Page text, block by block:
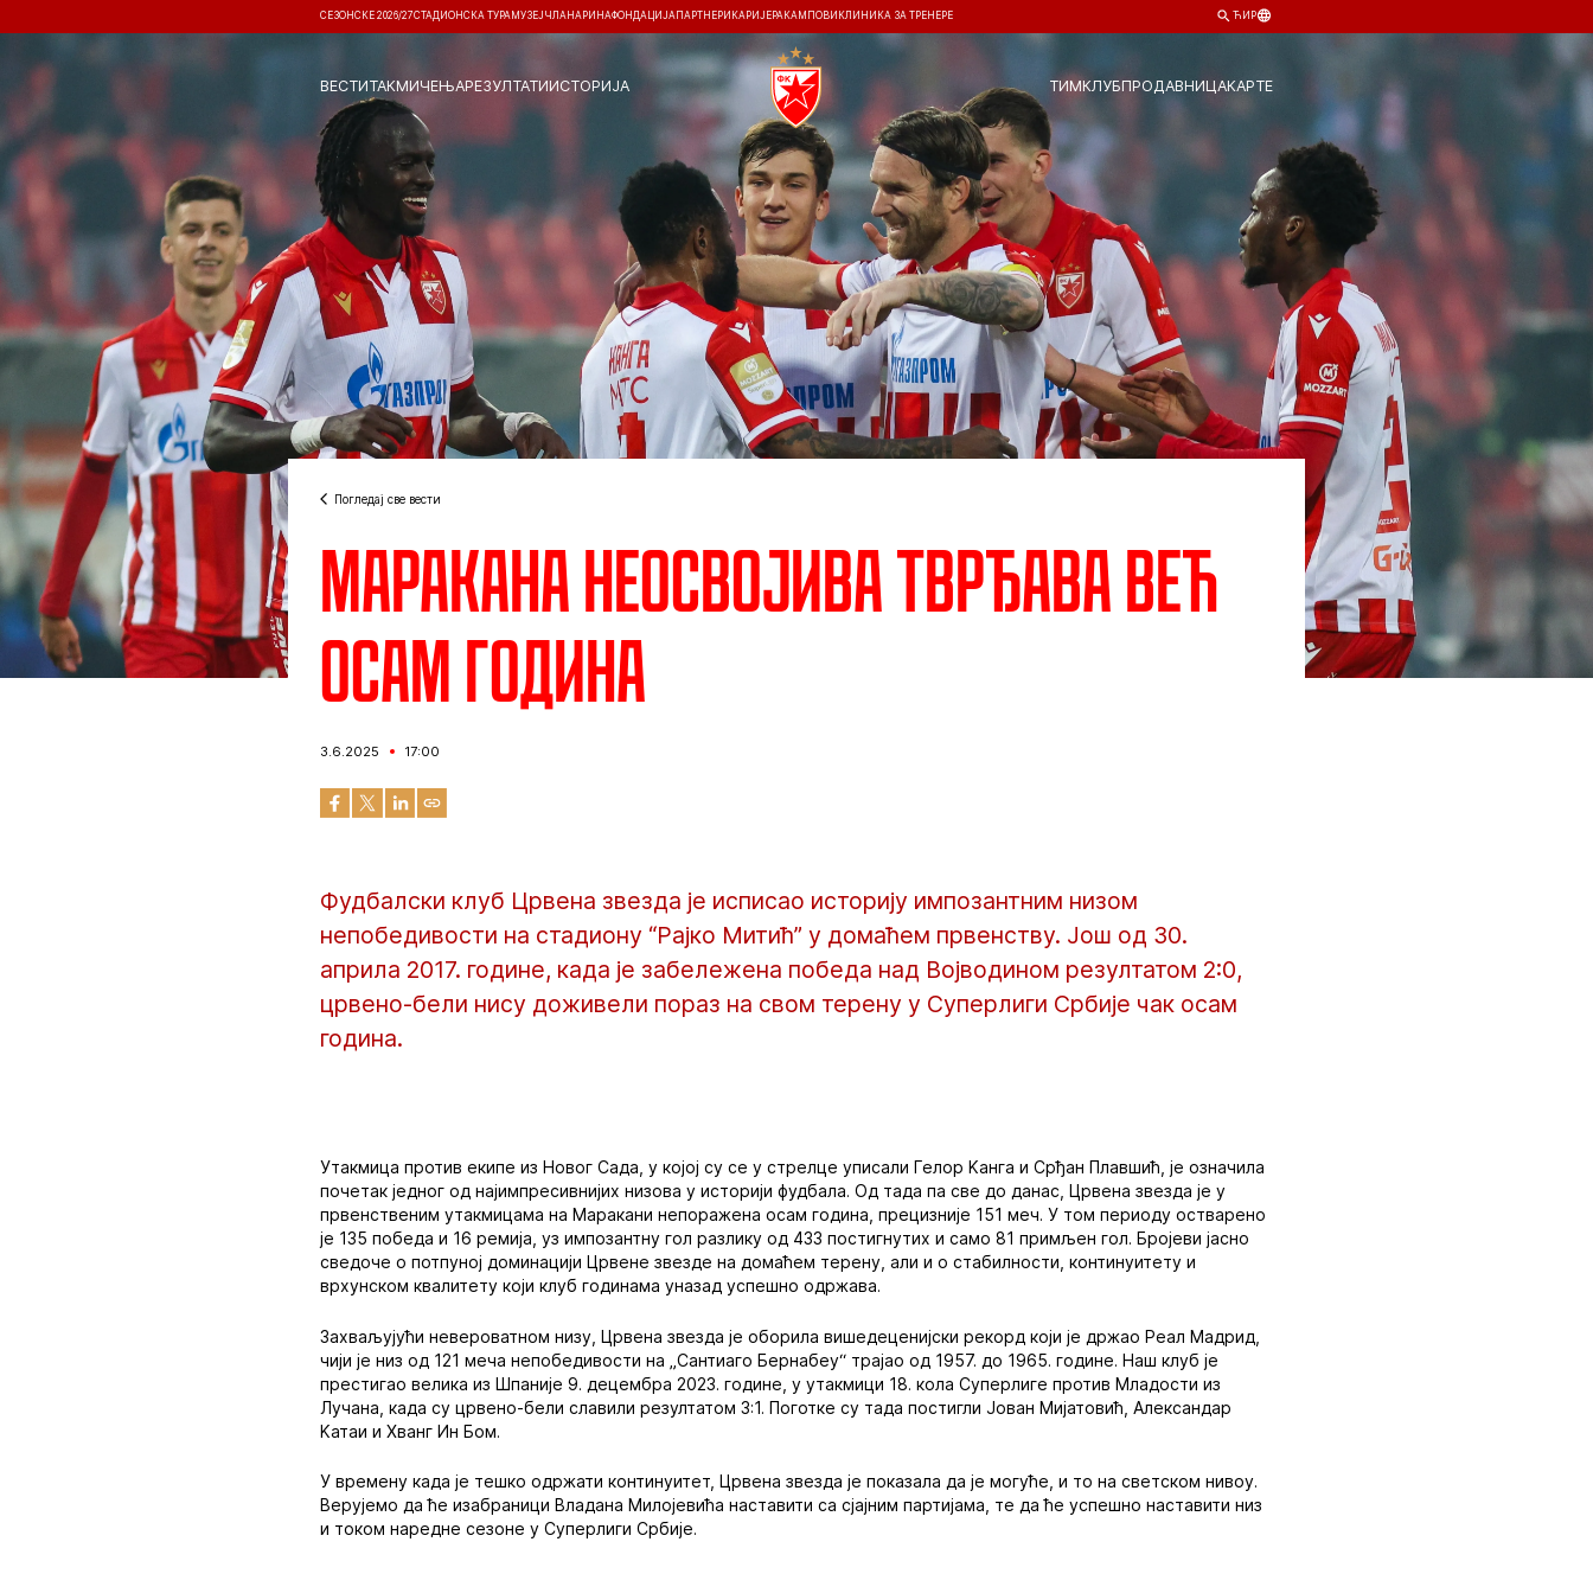
СЕЗОНСКЕ 2026/27СТАДИОНСКА ТУРА МУЗЕЈ ЧЛАНАРИНАФОНДАЦИЈА ПАРТНЕРИ КАРИЈЕРА КАМПОВИ КЛИНИКА ЗА ТРЕНЕРЕ ЋИР
ВЕСТИТАКМИЧЕЊАРЕЗУЛТАТИИСТОРИЈА ТИМКЛУБПРОДАВНИЦАКАРТЕ
Погледај све вести
Маракана неосвојива тврђава већ
осам година
3.6.2025 17:00
Фудбалски клуб Црвена звезда је исписао историју импозантним низом
непобедивости на стадиону “Рајко Митић” у домаћем првенству. Још од 30.
априла 2017. године, када је забележена победа над Војводином резултатом 2:0,
црвено-бели нису доживели пораз на свом терену у Суперлиги Србије чак осам
година.
Утакмица против екипе из Новог Сада, у којој су се у стрелце уписали Гелор Kанга и Срђан Плавшић, је означила
почетак једног од најимпресивнијих низова у историји фудбала. Од тада па све до данас, Црвена звезда је у
првенственим утакмицама на Маракани непоражена осам година, прецизније 151 меч. У том периоду остварено
је 135 победа и 16 ремија, уз импозантну гол разлику од 433 постигнутих и само 81 примљен гол. Бројеви јасно
сведоче о потпуној доминацији Црвене звезде на домаћем терену, али и о стабилности, континуитету и
врхунском квалитету који клуб годинама уназад успешно одржава.
Захваљујући невероватном низу, Црвена звезда је оборила вишедеценијски рекорд који је држао Реал Мадрид,
чији је низ од 121 меча непобедивости на „Сантиаго Бернабеу“ трајао од 1957. до 1965. године. Наш клуб је
престигао велика из Шпаније 9. децембра 2023. године, у утакмици 18. кола Суперлиге против Младости из
Лучана, када су црвено-бели славили резултатом 3:1. Поготке су тада постигли Јован Мијатовић, Александар
Kатаи и Хванг Ин Бом.
У времену када је тешко одржати континуитет, Црвена звезда је показала да је могуће, и то на светском нивоу.
Верујемо да ће изабраници Владана Милојевића наставити са сјајним партијама, те да ће успешно наставити низ
и током наредне сезоне у Суперлиги Србије.